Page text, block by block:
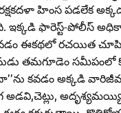
హింస పడలేక
ఇక్కడి ఫారెస్ట్‌-పోలీస్‌
ఈకథలో రచయిత
తమగూడెం
కవడం అక్కడి
అడవి,చెట్లు,